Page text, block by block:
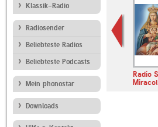
Klassik-Radio
Radiosender
Beliebteste Radios
Beliebteste Podcasts
Mein phonostar
Downloads
Radio Vaticana
Radio